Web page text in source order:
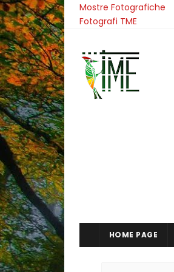
Mostre Fotografiche
Fotografi TME
HOME PAGE